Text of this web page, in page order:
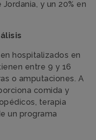
y un 20% en
hospitalizados en
entre 9 y 16
o amputaciones. A
comida y
terapia
un programa